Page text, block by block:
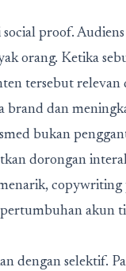
proof.
orang. Ketika
tersebut relevan
dan
bukan
dorongan
copywriting
akun
dengan selektif.